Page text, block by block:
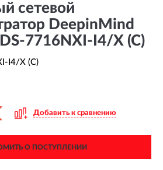
сетевой
DeepinMind
7716NXI-I4/X (C)
I4/X (C)
Добавить к сравнению
О ПОСТУПЛЕНИИ